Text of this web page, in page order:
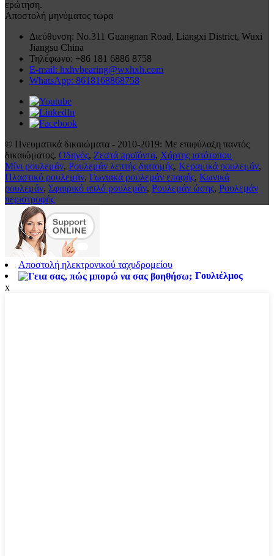
ερώτηση.
Αποστολή μηνύματος τώρα
Διεύθυνση: No.311 Guangnan Road, Liangxi District, Wuxi
Jiangsu China
Τηλέφωνο: +86 181 6886 8758
E-mail: hxhvbearing@wxhxh.com
WhatsApp: 8618168868758
© Πνευματικά δικαιώματα - 2010-2019: Με επιφύλαξη παντός
δικαιώματος. Οδηγός, Ζεστά προϊόντα, Χάρτης ιστότοπου
Μίνι ρουλεμάν, Ρουλεμάν λεπτής διατομής, Κεραμικά ρουλεμάν,
Πλαστικό ρουλεμάν, Γωνιακά ρουλεμάν επαφής, Κωνικά
ρουλεμάν, Σφαιρικό απλό ρουλεμάν, Ρουλεμάν ώσης, Ρουλεμάν
περιστροφής
Αποστολή ηλεκτρονικού ταχυδρομείου
Γουλιέλμος
x